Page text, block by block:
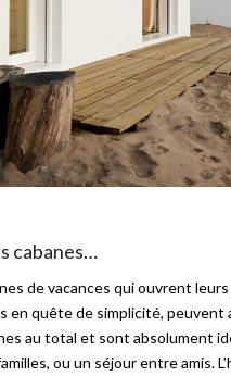
cabanes…
de vacances qui ouvrent
en quête de simplicité, peuvent
au total et sont absolument
ou un séjour entre amis.